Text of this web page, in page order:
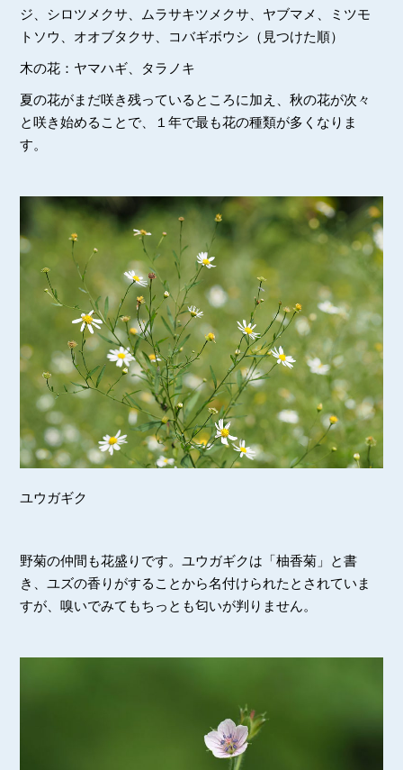
ジ、シロツメクサ、ムラサキツメクサ、ヤブマメ、ミツモ
トソウ、オオブタクサ、コバギボウシ（見つけた順）
木の花：ヤマハギ、タラノキ
夏の花がまだ咲き残っているところに加え、秋の花が次々
と咲き始めることで、１年で最も花の種類が多くなりま
す。
ユウガギク
野菊の仲間も花盛りです。ユウガギクは「柚香菊」と書
き、ユズの香りがすることから名付けられたとされていま
すが、嗅いでみてもちっとも匂いが判りません。